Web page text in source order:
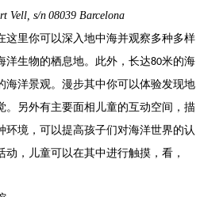
Vell, s/n 08039 Barcelona
这里你可以深入地中海并观察多种多样
洋生物的栖息地。 此外，长达80米的海
海洋景观。漫步其中你可以体验发现地
。另外有主要面相 儿童的互动空间 ， 描
环境 ，可以提高孩子们对海洋世界的认
动，儿童可以在其中进行触摸，看，